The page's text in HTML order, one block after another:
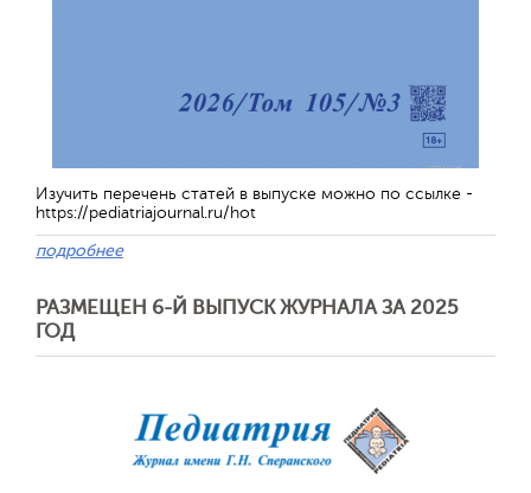
Изучить перечень статей в выпуске можно по ссылке -
https://pediatriajournal.ru/hot
подробнее
РАЗМЕЩЕН 6-Й ВЫПУСК ЖУРНАЛА ЗА 2025
ГОД